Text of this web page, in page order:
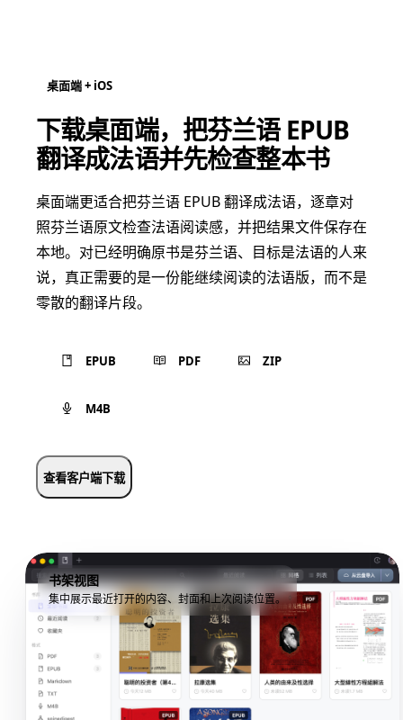
桌面端 + iOS
下载桌面端，把芬兰语 EPUB
翻译成法语并先检查整本书
桌面端更适合把芬兰语 EPUB 翻译成法语，逐章对
照芬兰语原文检查法语阅读感，并把结果文件保存在
本地。对已经明确原书是芬兰语、目标是法语的人来
说，真正需要的是一份能继续阅读的法语版，而不是
零散的翻译片段。
EPUB PDF ZIP
M4B
查看客户端下载
书架视图
集中展示最近打开的内容、封面和上次阅读位置。